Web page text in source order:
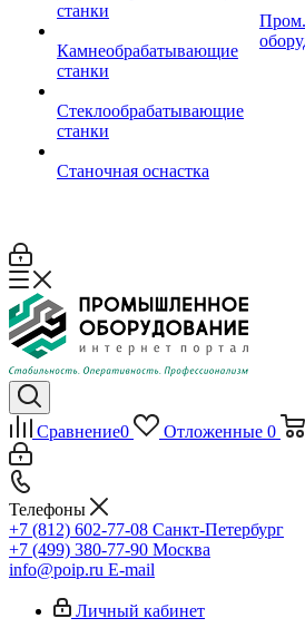
станки
Камнеобрабатывающие
станки
Стеклообрабатывающие
станки
Станочная оснастка
Пром.
Сравнение0 Отложенные 0
Телефоны
+7 (812) 602-77-08 Санкт-Петербург
+7 (499) 380-77-90 Москва
info@poip.ru E-mail
Личный кабинет